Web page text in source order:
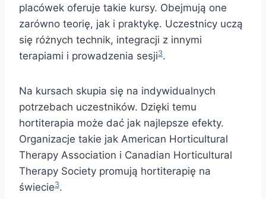
placówek oferuje takie kursy. Obejmują one
zarówno teorię, jak i praktykę. Uczestnicy uczą
się różnych technik, integracji z innymi
terapiami i prowadzenia sesji3.
Na kursach skupia się na indywidualnych
potrzebach uczestników. Dzięki temu
hortiterapia może dać jak najlepsze efekty.
Organizacje takie jak American Horticultural
Therapy Association i Canadian Horticultural
Therapy Society promują hortiterapię na
świecie3.